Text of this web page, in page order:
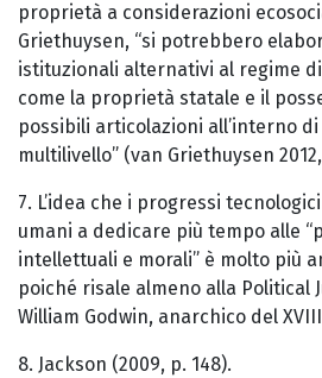
proprietà a considerazioni
Griethuysen, “si potrebbero
istituzionali alternativi al regime
come la proprietà statale e il
possibili articolazioni all’interno
multilivello” (van Griethuysen
7. L’idea che i progressi
umani a dedicare più tempo alle
intellettuali e morali” è molto più
poiché risale almeno alla Political
William Godwin, anarchico del
8. Jackson (2009, p. 148).